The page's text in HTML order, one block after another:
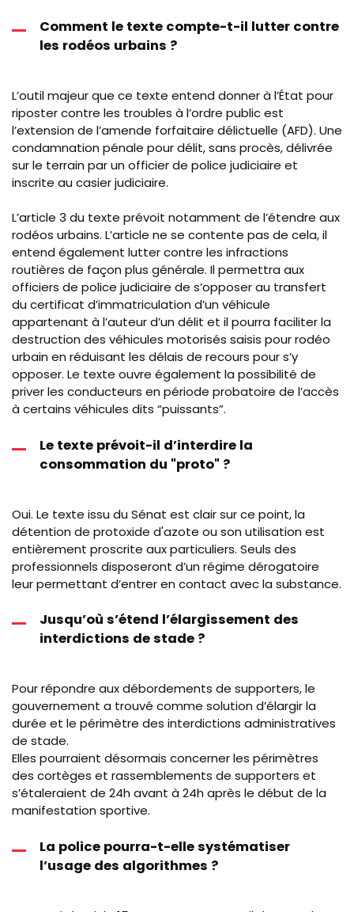
Comment le texte compte-t-il lutter contre
les rodéos urbains ?
L’outil majeur que ce texte entend donner à l’État pour
riposter contre les troubles à l’ordre public est
l’extension de l’amende forfaitaire délictuelle (AFD). Une
condamnation pénale pour délit, sans procès, délivrée
sur le terrain par un officier de police judiciaire et
inscrite au casier judiciaire.
L’article 3 du texte prévoit notamment de l’étendre aux
rodéos urbains. L’article ne se contente pas de cela, il
entend également lutter contre les infractions
routières de façon plus générale. Il permettra aux
officiers de police judiciaire de s’opposer au transfert
du certificat d’immatriculation d’un véhicule
appartenant à l’auteur d’un délit et il pourra faciliter la
destruction des véhicules motorisés saisis pour rodéo
urbain en réduisant les délais de recours pour s’y
opposer. Le texte ouvre également la possibilité de
priver les conducteurs en période probatoire de l’accès
à certains véhicules dits “puissants”.
Le texte prévoit-il d’interdire la
consommation du "proto" ?
Oui. Le texte issu du Sénat est clair sur ce point, la
détention de protoxide d'azote ou son utilisation est
entièrement proscrite aux particuliers. Seuls des
professionnels disposeront d’un régime dérogatoire
leur permettant d’entrer en contact avec la substance.
Jusqu’où s’étend l’élargissement des
interdictions de stade ?
Pour répondre aux débordements de supporters, le
gouvernement a trouvé comme solution d’élargir la
durée et le périmètre des interdictions administratives
de stade.
Elles pourraient désormais concerner les périmètres
des cortèges et rassemblements de supporters et
s’étaleraient de 24h avant à 24h après le début de la
manifestation sportive.
La police pourra-t-elle systématiser
l’usage des algorithmes ?